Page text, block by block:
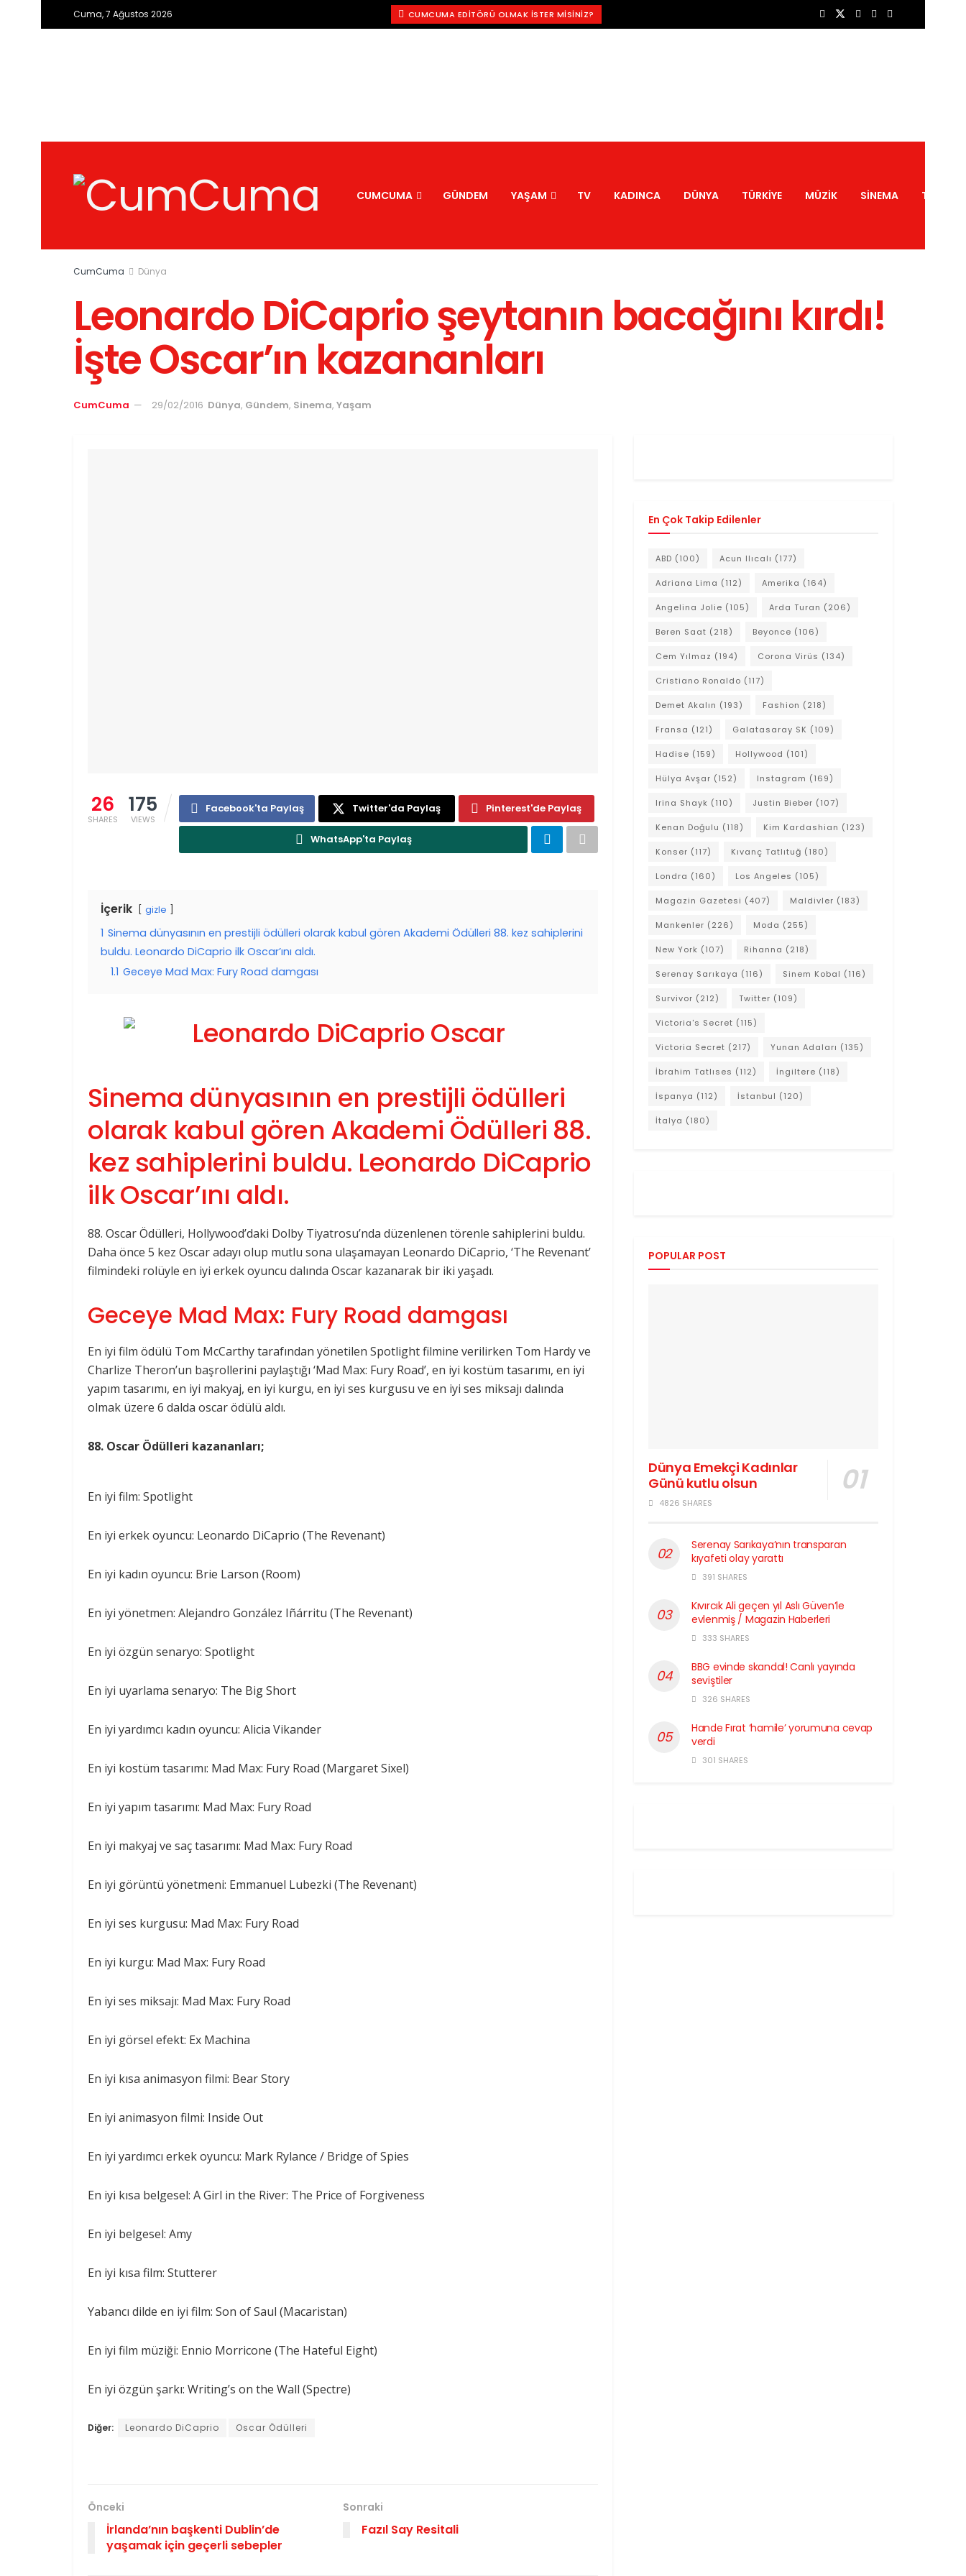
Cuma, 7 Ağustos 2026 CUMCUMA EDITÖRÜ OLMAK İSTER MISINIZ?
CUMCUMA GÜNDEM YAŞAM TV KADINCA DÜNYA TÜRKIYE MÜZIK SINEMA TATIL
CumCuma Dünya
Leonardo DiCaprio şeytanın bacağını kırdı!
İşte Oscar’ın kazananları
CumCuma 29/02/2016 Dünya, Gündem, Sinema, Yaşam
26
SHARES
175
VIEWS
Facebook'ta Paylaş Twitter'da Paylaş Pinterest'de Paylaş
WhatsApp'ta Paylaş
İçerik gizle
1 Sinema dünyasının en prestijli ödülleri olarak kabul gören Akademi Ödülleri 88. kez sahiplerini
buldu. Leonardo DiCaprio ilk Oscar’ını aldı.
1.1 Geceye Mad Max: Fury Road damgası
Sinema dünyasının en prestijli ödülleri
olarak kabul gören Akademi Ödülleri 88.
kez sahiplerini buldu. Leonardo DiCaprio
ilk Oscar’ını aldı.
88. Oscar Ödülleri, Hollywood’daki Dolby Tiyatrosu’nda düzenlenen törenle sahiplerini buldu.
Daha önce 5 kez Oscar adayı olup mutlu sona ulaşamayan Leonardo DiCaprio, ‘The Revenant’
filmindeki rolüyle en iyi erkek oyuncu dalında Oscar kazanarak bir iki yaşadı.
Geceye Mad Max: Fury Road damgası
En iyi film ödülü Tom McCarthy tarafından yönetilen Spotlight filmine verilirken Tom Hardy ve
Charlize Theron’un başrollerini paylaştığı ‘Mad Max: Fury Road’, en iyi kostüm tasarımı, en iyi
yapım tasarımı, en iyi makyaj, en iyi kurgu, en iyi ses kurgusu ve en iyi ses miksajı dalında
olmak üzere 6 dalda oscar ödülü aldı.
88. Oscar Ödülleri kazananları;
En iyi film: Spotlight
En iyi erkek oyuncu: Leonardo DiCaprio (The Revenant)
En iyi kadın oyuncu: Brie Larson (Room)
En iyi yönetmen: Alejandro González Iñárritu (The Revenant)
En iyi özgün senaryo: Spotlight
En iyi uyarlama senaryo: The Big Short
En iyi yardımcı kadın oyuncu: Alicia Vikander
En iyi kostüm tasarımı: Mad Max: Fury Road (Margaret Sixel)
En iyi yapım tasarımı: Mad Max: Fury Road
En iyi makyaj ve saç tasarımı: Mad Max: Fury Road
En iyi görüntü yönetmeni: Emmanuel Lubezki (The Revenant)
En iyi ses kurgusu: Mad Max: Fury Road
En iyi kurgu: Mad Max: Fury Road
En iyi ses miksajı: Mad Max: Fury Road
En iyi görsel efekt: Ex Machina
En iyi kısa animasyon filmi: Bear Story
En iyi animasyon filmi: Inside Out
En iyi yardımcı erkek oyuncu: Mark Rylance / Bridge of Spies
En iyi kısa belgesel: A Girl in the River: The Price of Forgiveness
En iyi belgesel: Amy
En iyi kısa film: Stutterer
Yabancı dilde en iyi film: Son of Saul (Macaristan)
En iyi film müziği: Ennio Morricone (The Hateful Eight)
En iyi özgün şarkı: Writing’s on the Wall (Spectre)
Diğer: Leonardo DiCaprio Oscar Ödülleri
Önceki
İrlanda’nın başkenti Dublin’de
yaşamak için geçerli sebepler
Sonraki
Fazıl Say Resitali
En Çok Takip Edilenler
ABD (100) Acun Ilıcalı (177)
Adriana Lima (112) Amerika (164)
Angelina Jolie (105) Arda Turan (206)
Beren Saat (218) Beyonce (106)
Cem Yılmaz (194) Corona Virüs (134)
Cristiano Ronaldo (117)
Demet Akalın (193) Fashion (218)
Fransa (121) Galatasaray SK (109)
Hadise (159) Hollywood (101)
Hülya Avşar (152) Instagram (169)
Irina Shayk (110) Justin Bieber (107)
Kenan Doğulu (118) Kim Kardashian (123)
Konser (117) Kıvanç Tatlıtuğ (180)
Londra (160) Los Angeles (105)
Magazin Gazetesi (407) Maldivler (183)
Mankenler (226) Moda (255)
New York (107) Rihanna (218)
Serenay Sarıkaya (116) Sinem Kobal (116)
Survivor (212) Twitter (109)
Victoria's Secret (115)
Victoria Secret (217) Yunan Adaları (135)
İbrahim Tatlıses (112) İngiltere (118)
İspanya (112) İstanbul (120)
İtalya (180)
POPULAR POST
Dünya Emekçi Kadınlar
Günü kutlu olsun
4826 SHARES
Serenay Sarıkaya’nın transparan
kıyafeti olay yarattı
391 SHARES
Kıvırcık Ali geçen yıl Aslı Güven’le
evlenmiş / Magazin Haberleri
333 SHARES
BBG evinde skandal! Canlı yayında
seviştiler
326 SHARES
Hande Fırat ‘hamile’ yorumuna cevap
verdi
301 SHARES